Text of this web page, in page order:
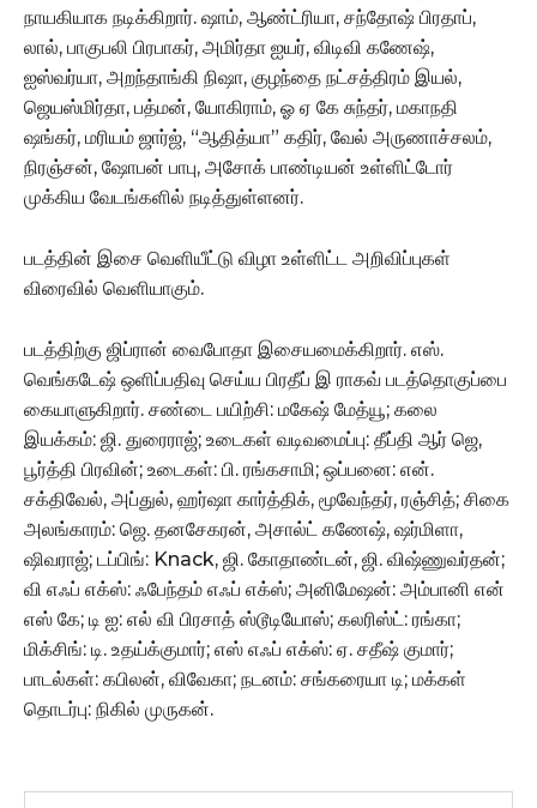
நாயகியாக நடிக்கிறார். ஷாம், ஆண்ட்ரியா, சந்தோஷ் பிரதாப்,
லால், பாகுபலி பிரபாகர், அமிர்தா ஐயர், விடிவி கணேஷ்,
ஐஸ்வர்யா, அறந்தாங்கி நிஷா, குழந்தை நட்சத்திரம் இயல்,
ஜெயஸ்மிர்தா, பத்மன், யோகிராம், ஓ ஏ கே சுந்தர், மகாநதி
ஷங்கர், மரியம் ஜார்ஜ், “ஆதித்யா” கதிர், வேல் அருணாச்சலம்,
நிரஞ்சன், ஷோபன் பாபு, அசோக் பாண்டியன் உள்ளிட்டோர்
முக்கிய வேடங்களில் நடித்துள்ளனர்.
படத்தின் இசை வெளியீட்டு விழா உள்ளிட்ட‌ அறிவிப்புகள்
விரைவில் வெளியாகும்.
படத்திற்கு ஜிப்ரான் வைபோதா இசையமைக்கிறார். எஸ்.
வெங்கடேஷ் ஒளிப்பதிவு செய்ய பிரதீப் இ ராகவ் படத்தொகுப்பை
கையாளுகிறார். சண்டை பயிற்சி: மகேஷ் மேத்யூ; கலை
இயக்கம்: ஜி. துரைராஜ்; உடைகள் வடிவமைப்பு: தீப்தி ஆர் ஜெ,
பூர்த்தி பிரவின்; உடைகள்: பி. ரங்கசாமி; ஒப்பனை: என்.
சக்திவேல், அப்துல், ஹர்ஷா கார்த்திக், மூவேந்தர், ரஞ்சித்; சிகை
அலங்காரம்: ஜெ. தனசேகரன், அசால்ட் கணேஷ், ஷர்மிளா,
ஷிவராஜ்; டப்பிங்: Knack, ஜி. கோதாண்டன், ஜி. விஷ்ணுவர்தன்;
வி எஃப் எக்ஸ்: ஃபேந்தம் எஃப் எக்ஸ்; அனிமேஷன்: அம்பானி என்
எஸ் கே; டி ஐ: எல் வி பிரசாத் ஸ்டூடியோஸ்; கலரிஸ்ட்: ரங்கா;
மிக்சிங்: டி. உதய்க்குமார்; எஸ் எஃப் எக்ஸ்: ஏ. சதீஷ் குமார்;
பாடல்கள்: கபிலன், விவேகா; நடனம்: சங்க‌ரையா டி; மக்கள்
தொடர்பு: நிகில் முருகன்.